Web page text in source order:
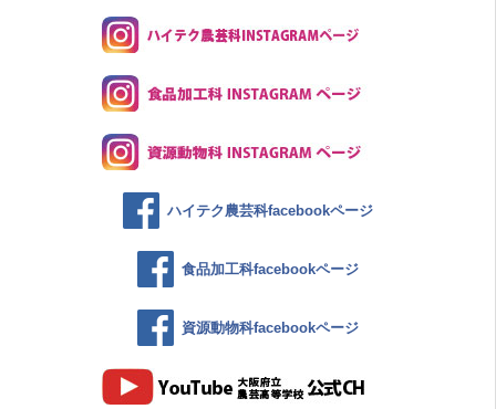
ハイテク農芸科facebookページ
食品加工科facebookページ
資源動物科facebookページ